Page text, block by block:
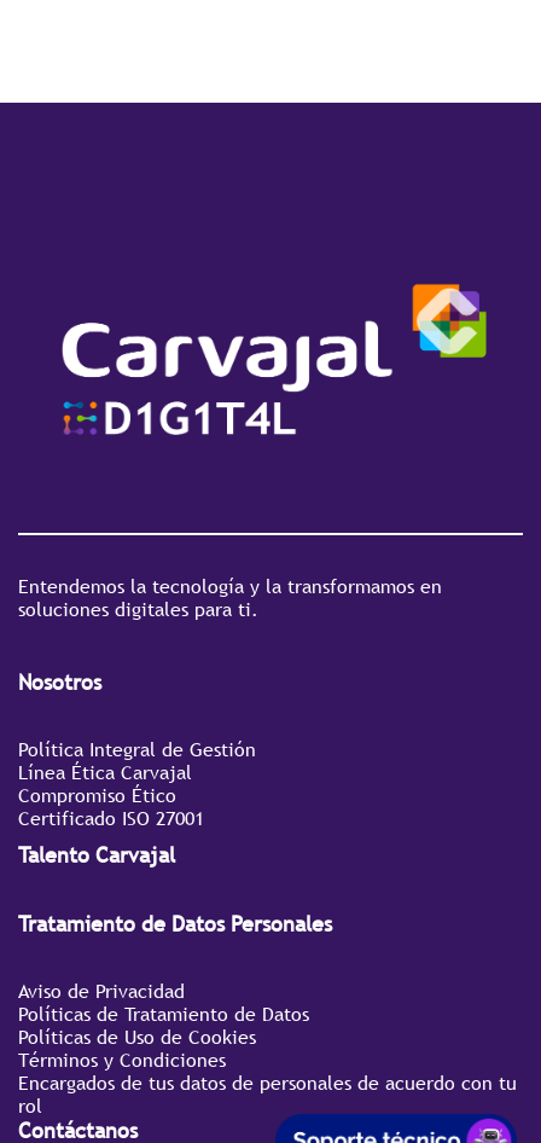
Entendemos la tecnología y la transformamos en
soluciones digitales para ti.
Nosotros
Política Integral de Gestión
Línea Ética Carvajal
Compromiso Ético
Certificado ISO 27001
Talento Carvajal
Tratamiento de Datos Personales
Aviso de Privacidad
Políticas de Tratamiento de Datos
Políticas de Uso de Cookies
Términos y Condiciones
Encargados de tus datos de personales de acuerdo con tu
rol
Contáctanos